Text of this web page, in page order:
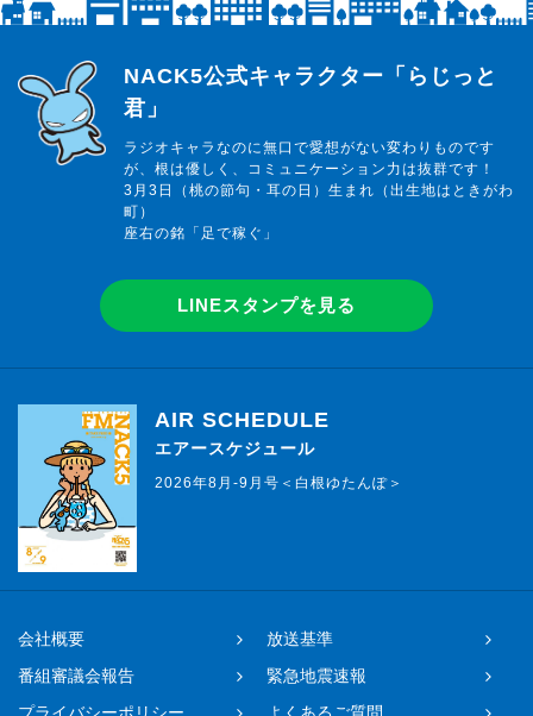
らじっと君
NACK5公式キャラクター「らじっと
君」
ラジオキャラなのに無口で愛想がない変わりものです
が、根は優しく、コミュニケーション力は抜群です！
3月3日（桃の節句・耳の日）生まれ（出生地はときがわ
町）
座右の銘「足で稼ぐ」
LINEスタンプを見る
AIR SCHEDULE
エアースケジュール
2026年8月-9月号＜白根ゆたんぽ＞
会社概要
放送基準
番組審議会報告
緊急地震速報